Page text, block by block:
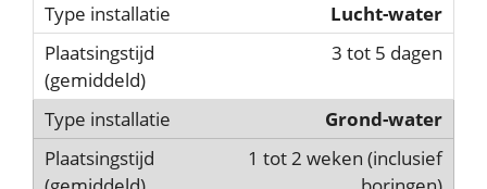
Lucht-water
3 tot 5 dagen
Grond-water
1 tot 2 weken (inclusief